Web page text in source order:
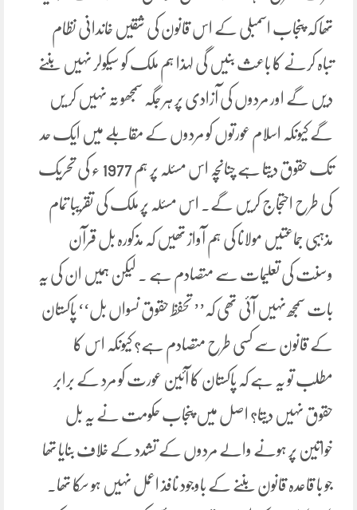
تھا کہ پنجاب اسمبلی کے اس قانون کی شقیں خاندانی نظام
تباہ کرنے کا باعث بنیں گی لہذا ہم ملک کو سیکولر نہیں بننے
دیں گے اور مردوں کی آزادی پر ہر جگہ سمجھو تہ نہیں کر یں
گے کیونکہ اسلام عورتوں کو مردوں کے مقابلے میں ایک حد
تک حقوق دیتا ہے چنانچہ اس مسئلہ پر ہم 1977 ء کی تحریک
کی طرح احتجاج کریں گے۔ اس مسئلہ پر ملک کی تقریبا تمام
مذہبی جماعتیں مولانا کی ہم آواز تھیں کہ مذکورہ بل قرآن
وسنت کی تعلیمات سے متصادم ہے ۔ لیکن ہمیں ان کی یہ
بات سمجھ نہیں آئی تھی کہ’’ تحفظ حقوق نسواں بل‘‘ پاکستان
کے قانون سے کسی طرح متصادم ہے؟ کیونکہ اس کا
مطلب تو یہ ہے کہ پاکستان کا آئین عورت کو مرد کے برابر
حقوق نہیں دیتا؟ اصل میں پنجاب حکومت نے یہ بل
خواتین پر ہونے والے مردوں کے تشدد کے خلاف بنایا تھا
جو با قاعدہ قانون بننے کے باوجود نافذ اعمل نہیں ہو سکا تھا۔